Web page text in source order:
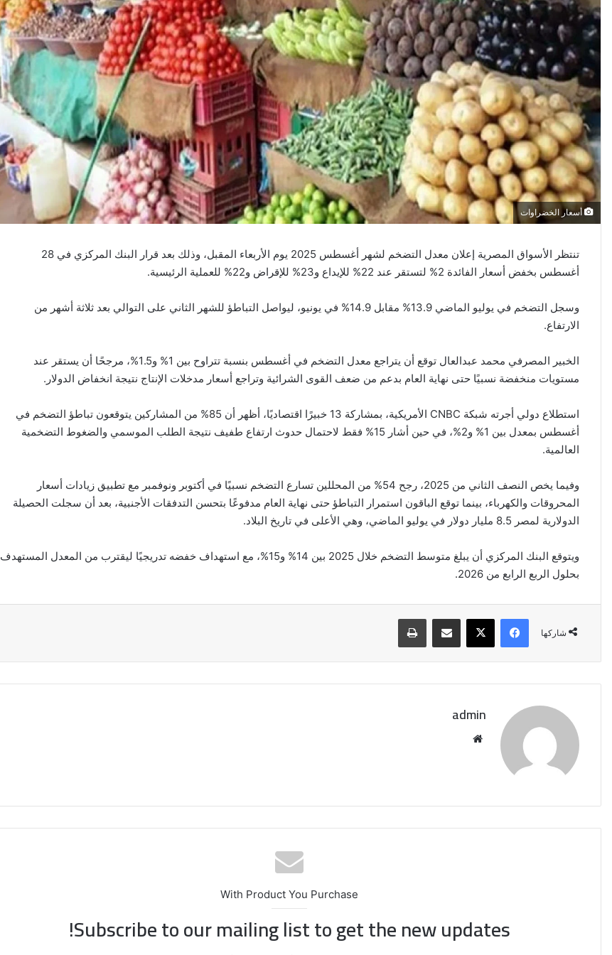
أسعار الخضراوات
تنتظر الأسواق المصرية إعلان معدل التضخم لشهر أغسطس 2025 يوم الأربعاء المقبل، وذلك بعد قرار البنك المركزي في 28
أغسطس بخفض أسعار الفائدة 2% لتستقر عند 22% للإيداع و23% للإقراض و22% للعملية الرئيسية.
وسجل التضخم في يوليو الماضي 13.9% مقابل 14.9% في يونيو، ليواصل التباطؤ للشهر الثاني على التوالي بعد ثلاثة أشهر من
الارتفاع.
الخبير المصرفي محمد عبدالعال توقع أن يتراجع معدل التضخم في أغسطس بنسبة تتراوح بين 1% و1.5%، مرجحًا أن يستقر عند
مستويات منخفضة نسبيًا حتى نهاية العام بدعم من ضعف القوى الشرائية وتراجع أسعار مدخلات الإنتاج نتيجة انخفاض الدولار.
استطلاع دولي أجرته شبكة CNBC الأمريكية، بمشاركة 13 خبيرًا اقتصاديًا، أظهر أن 85% من المشاركين يتوقعون تباطؤ التضخم في
أغسطس بمعدل بين 1% و2%، في حين أشار 15% فقط لاحتمال حدوث ارتفاع طفيف نتيجة الطلب الموسمي والضغوط التضخمية
العالمية.
وفيما يخص النصف الثاني من 2025، رجح 54% من المحللين تسارع التضخم نسبيًا في أكتوبر ونوفمبر مع تطبيق زيادات أسعار
المحروقات والكهرباء، بينما توقع الباقون استمرار التباطؤ حتى نهاية العام مدفوعًا بتحسن التدفقات الأجنبية، بعد أن سجلت الحصيلة
الدولارية لمصر 8.5 مليار دولار في يوليو الماضي، وهي الأعلى في تاريخ البلاد.
ويتوقع البنك المركزي أن يبلغ متوسط التضخم خلال 2025 بين 14% و15%، مع استهداف خفضه تدريجيًا ليقترب من المعدل المستهدف
بحلول الربع الرابع من 2026.
شاركها
فيسبوك ‫X مشاركة عبر البريد طباعة
admin
With Product You Purchase
Subscribe to our mailing list to get the new updates!
واشنطن
دولي